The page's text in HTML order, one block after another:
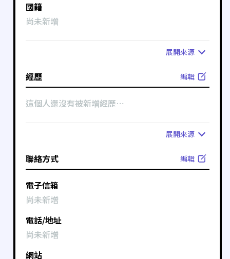
國籍
尚未新增
展開來源
經歷 編輯
這個人還沒有被新增經歷⋯
展開來源
聯絡方式 編輯
電子信箱
尚未新增
電話/地址
尚未新增
網站